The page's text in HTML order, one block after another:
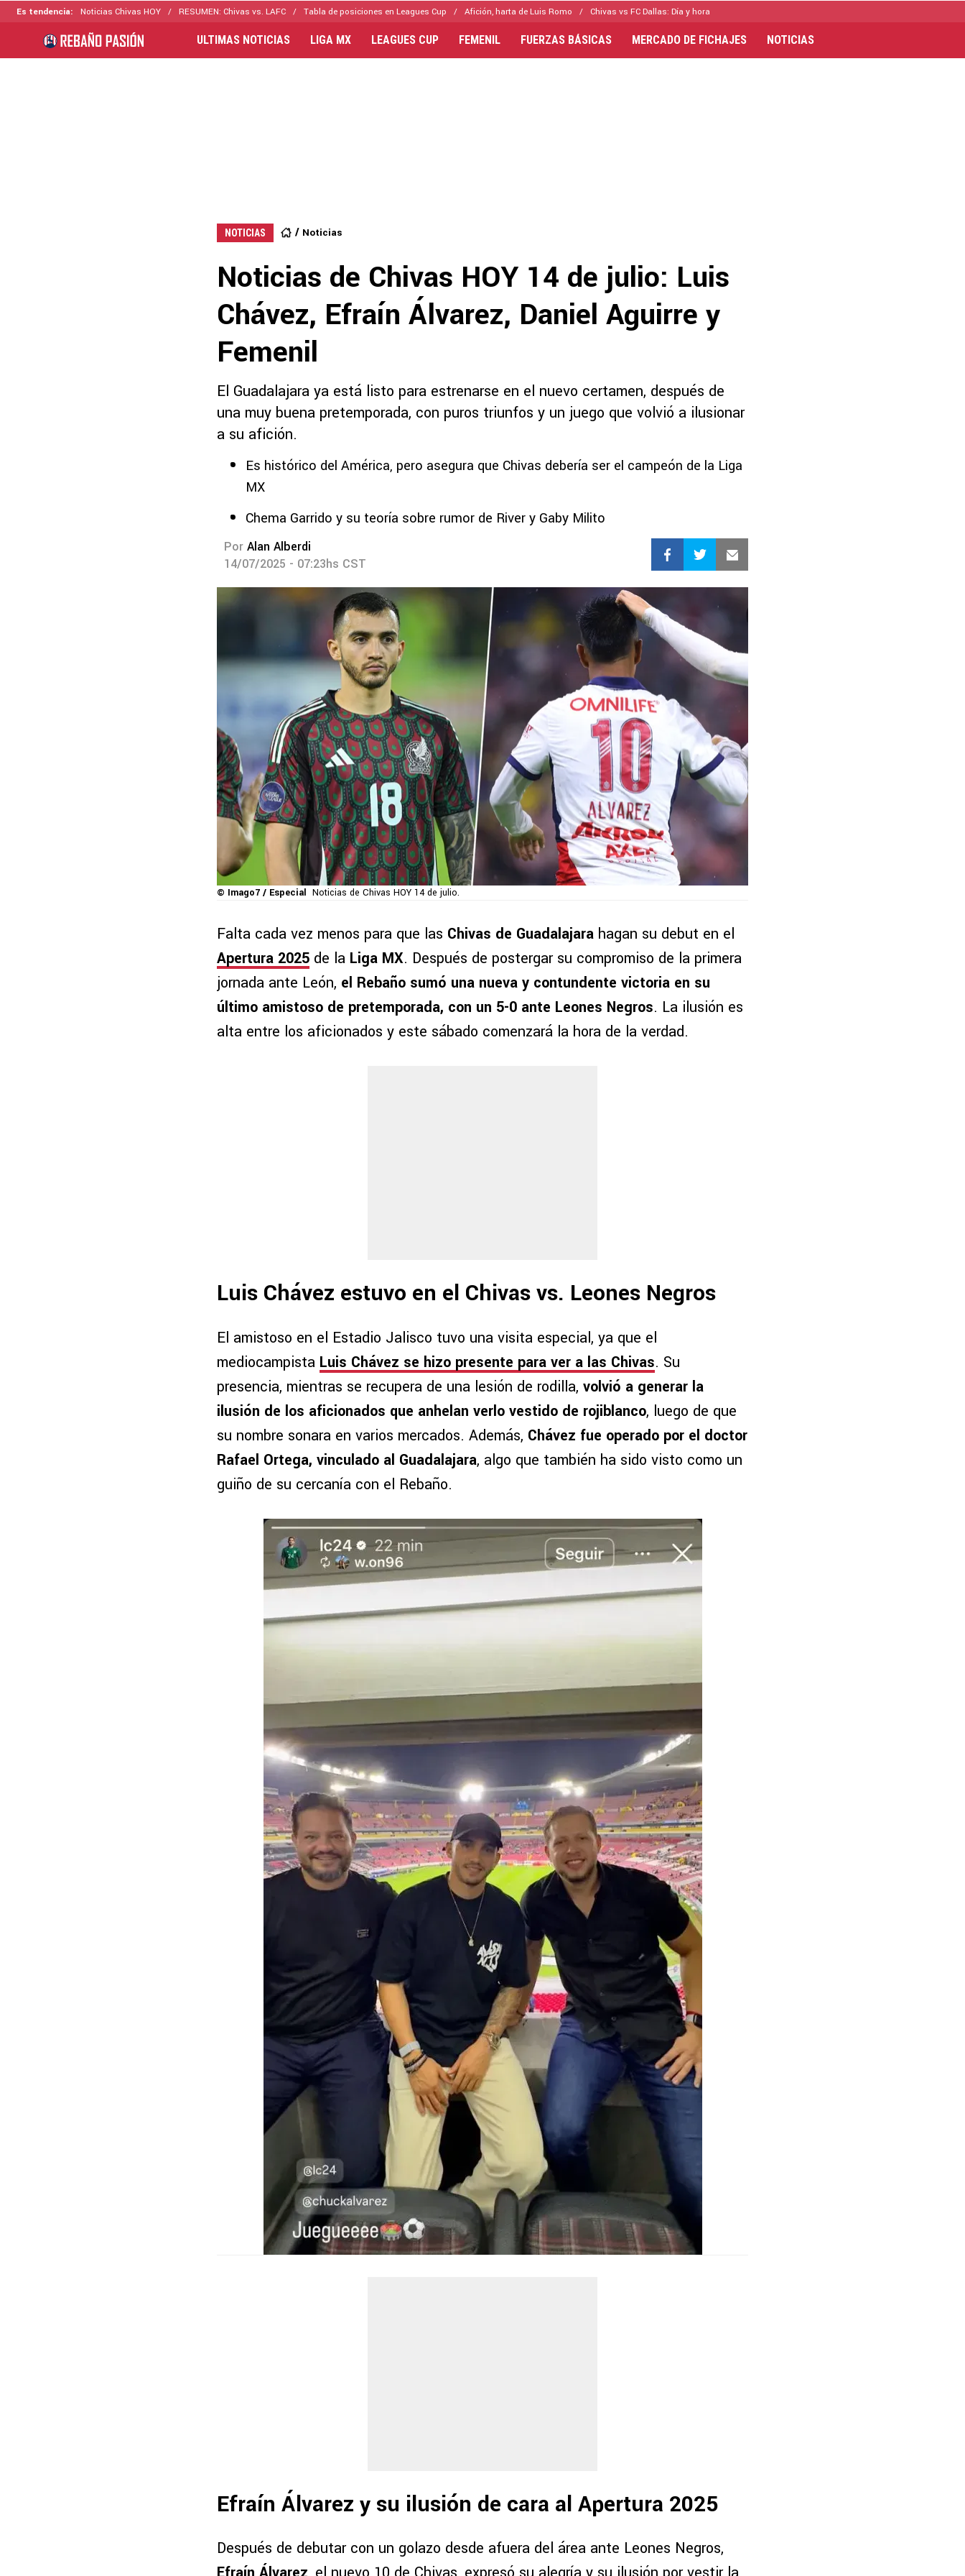
Es tendencia: Noticias Chivas HOY RESUMEN: Chivas vs. LAFC Tabla de posiciones en Leagues Cup Afición, harta de Luis Romo Chivas vs FC Dallas: Día y hora
ULTIMAS NOTICIAS LIGA MX LEAGUES CUP FEMENIL FUERZAS BÁSICAS MERCADO DE FICHAJES NOTICIAS
NOTICIAS Noticias
Noticias de Chivas HOY 14 de julio: Luis
Chávez, Efraín Álvarez, Daniel Aguirre y
Femenil
El Guadalajara ya está listo para estrenarse en el nuevo certamen, después de
una muy buena pretemporada, con puros triunfos y un juego que volvió a ilusionar
a su afición.
Es histórico del América, pero asegura que Chivas debería ser el campeón de la Liga
MX
Chema Garrido y su teoría sobre rumor de River y Gaby Milito
Por Alan Alberdi
14/07/2025 - 07:23hs CST
© Imago7 / Especial Noticias de Chivas HOY 14 de julio.
Falta cada vez menos para que las Chivas de Guadalajara hagan su debut en el
Apertura 2025 de la Liga MX. Después de postergar su compromiso de la primera
jornada ante León, el Rebaño sumó una nueva y contundente victoria en su
último amistoso de pretemporada, con un 5-0 ante Leones Negros. La ilusión es
alta entre los aficionados y este sábado comenzará la hora de la verdad.
Luis Chávez estuvo en el Chivas vs. Leones Negros
El amistoso en el Estadio Jalisco tuvo una visita especial, ya que el
mediocampista Luis Chávez se hizo presente para ver a las Chivas. Su
presencia, mientras se recupera de una lesión de rodilla, volvió a generar la
ilusión de los aficionados que anhelan verlo vestido de rojiblanco, luego de que
su nombre sonara en varios mercados. Además, Chávez fue operado por el doctor
Rafael Ortega, vinculado al Guadalajara, algo que también ha sido visto como un
guiño de su cercanía con el Rebaño.
Efraín Álvarez y su ilusión de cara al Apertura 2025
Después de debutar con un golazo desde afuera del área ante Leones Negros,